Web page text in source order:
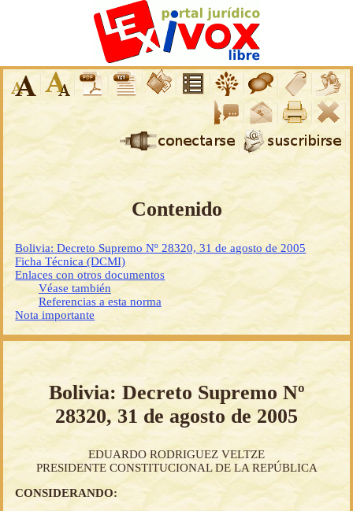
Contenido
Bolivia: Decreto Supremo Nº 28320, 31 de agosto de 2005
Ficha Técnica (DCMI)
Enlaces con otros documentos
Véase también
Referencias a esta norma
Nota importante
Bolivia: Decreto Supremo Nº
28320, 31 de agosto de 2005
EDUARDO RODRIGUEZ VELTZE
PRESIDENTE CONSTITUCIONAL DE LA REPÚBLICA
CONSIDERANDO: